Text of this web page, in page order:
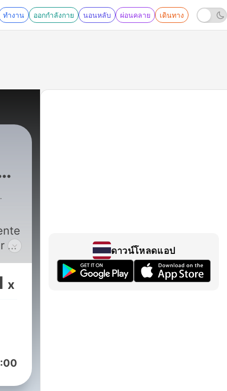
ทำงาน ออกกำลังกาย นอนหลับ ผ่อนคลาย เดินทาง
x
ดาวน์โหลดแอป